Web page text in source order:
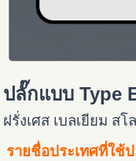
ปลั๊กแบบ Type
ฝรั่งเศส เบลเยียม สโ
รายชื่อประเทศที่ใช้